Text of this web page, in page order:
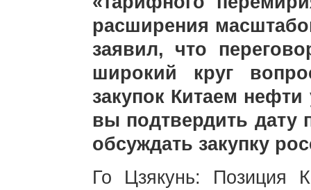
расширения
заявил, что
широкий круг
закупок Китаем
вы подтвердить дату
обсуждать закупку
Го Цзякунь: Позиция